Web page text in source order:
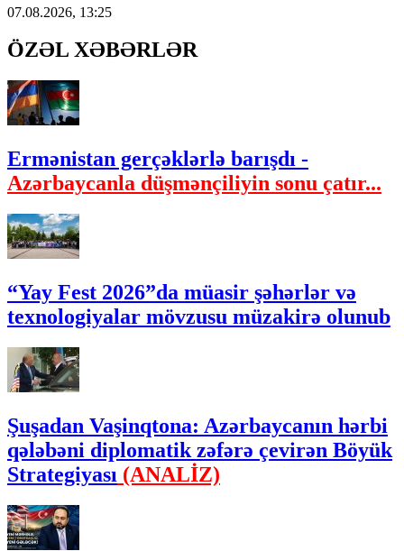
07.08.2026, 13:25
ÖZƏL XƏBƏRLƏR
Ermənistan gerçəklərlə barışdı -
Azərbaycanla düşmənçiliyin sonu çatır...
“Yay Fest 2026”da müasir şəhərlər və
texnologiyalar mövzusu müzakirə olunub
Şuşadan Vaşinqtona: Azərbaycanın hərbi
qələbəni diplomatik zəfərə çevirən Böyük
Strategiyası (ANALİZ)